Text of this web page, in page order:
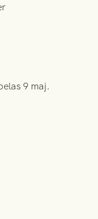
9 maj.